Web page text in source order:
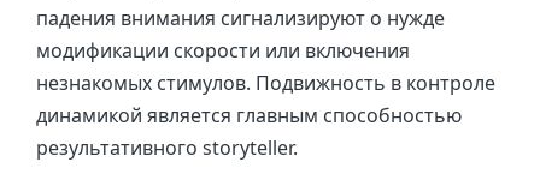
падения внимания сигнализируют о нужде
модификации скорости или включения
незнакомых стимулов. Подвижность в контроле
динамикой является главным способностью
результативного storyteller.